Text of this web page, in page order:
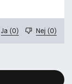
Ja (0) Nej (0)